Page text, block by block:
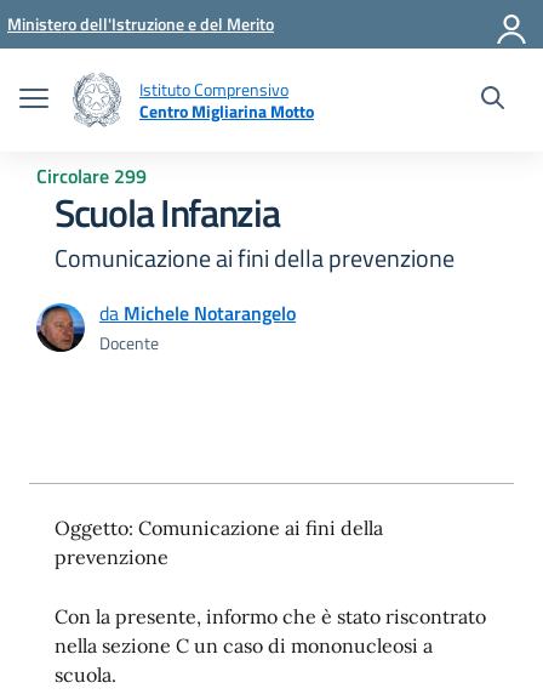
Vai ai contenuti
Vai al menu di navigazione
Vai al footer
Ministero dell'Istruzione e del Merito
Istituto Comprensivo
Centro Migliarina Motto
Circolare 299
Scuola Infanzia
Comunicazione ai fini della prevenzione
da Michele Notarangelo
Docente
Oggetto: Comunicazione ai fini della
prevenzione
Con la presente, informo che è stato riscontrato
nella sezione C un caso di mononucleosi a
scuola.